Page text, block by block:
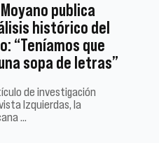
publica
histórico del
“Teníamos que
sopa de letras”
de investigación
Izquierdas, la
…